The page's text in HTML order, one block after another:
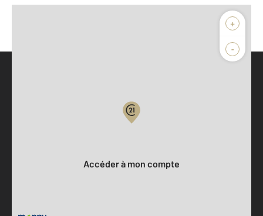
+
-
Accéder à mon compte